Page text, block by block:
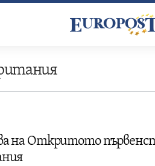
на Откритото